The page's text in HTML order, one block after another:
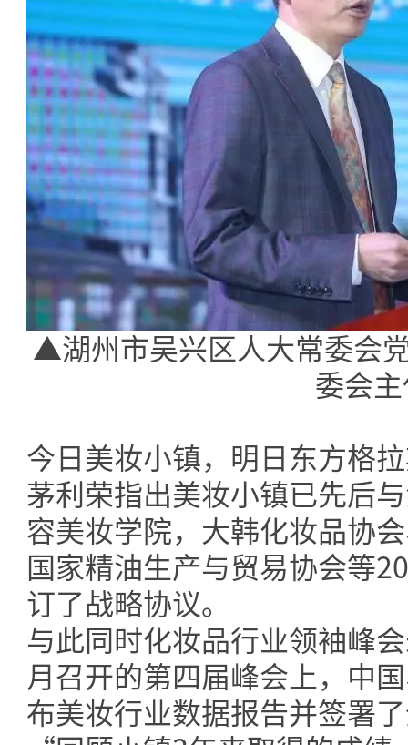
▲湖州市吴兴区人大常委会
委会
今日美妆小镇，明日东方格
茅利荣指出美妆小镇已先后
容美妆学院，大韩化妆品协
国家精油生产与贸易协会等
订了战略协议。
与此同时化妆品行业领袖峰
月召开的第四届峰会上，中
布美妆行业数据报告并签署